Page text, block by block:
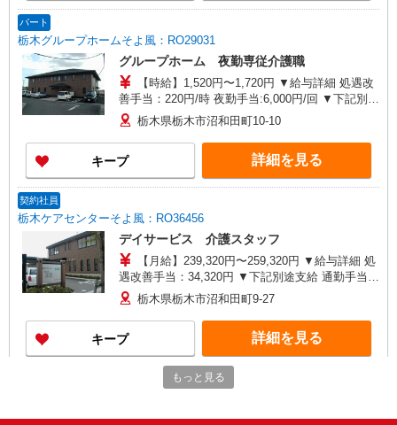
パート
栃木グループホームそよ風：RO29031
グループホーム 夜勤専従介護職
【時給】1,520円〜1,720円 ▼給与詳細 処遇改
善手当：220円/時 夜勤手当:6,000円/回 ▼下記別途
支給 通勤手当 年末年始手当：380円/時 寸志あ
り：年2回（6月・12月） ※業績による ※処遇改
善手当は試用期間中(3ヶ月)は支給なし
栃木県栃木市沼和田町10-10
キープ 詳細を見る
契約社員
栃木ケアセンターそよ風：RO36456
デイサービス 介護スタッフ
【月給】239,320円〜259,320円 ▼給与詳細 処
遇改善手当：34,320円 ▼下記別途支給 通勤手当
年末年始手当：380円/時 寸志あり：年2回（6月・
12月） ※業績による 特別報酬：平均33.8万円（最
高額130万円） ※2025年6月支給実績 ※処遇改善
手当は試用期間中(3ヶ月)は支給なし
栃木県栃木市沼和田町9-27
キープ 詳細を見る
向かう先は、笑顔の待つ場所！デイサービスの
もっと見る